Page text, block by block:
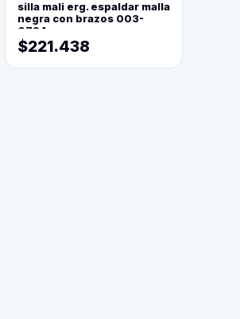
silla mali erg. espaldar malla
negra con brazos 003-
0794
$221.438